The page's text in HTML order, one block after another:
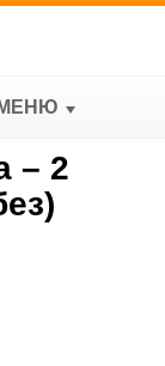
МЕНЮ
– 2